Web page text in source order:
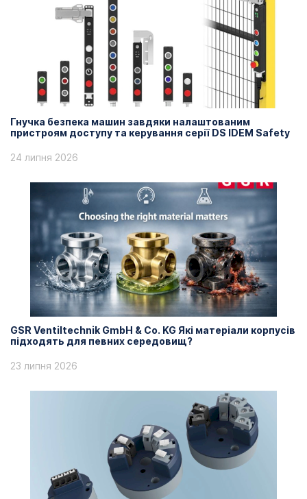
Гнучка безпека машин завдяки налаштованим
пристроям доступу та керування серії DS IDEM Safety
24 липня 2026
GSR Ventiltechnik GmbH & Co. KG Які матеріали корпусів
підходять для певних середовищ?
23 липня 2026